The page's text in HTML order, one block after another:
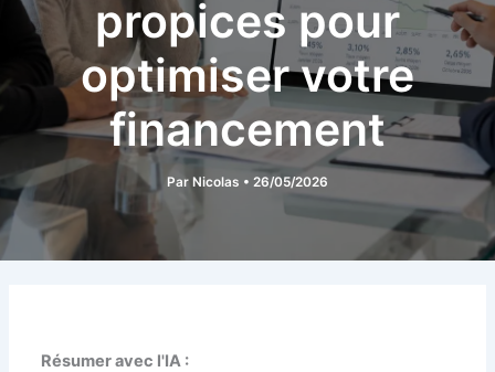
propices pour
optimiser votre
financement
Par Nicolas • 26/05/2026
Résumer avec l'IA :